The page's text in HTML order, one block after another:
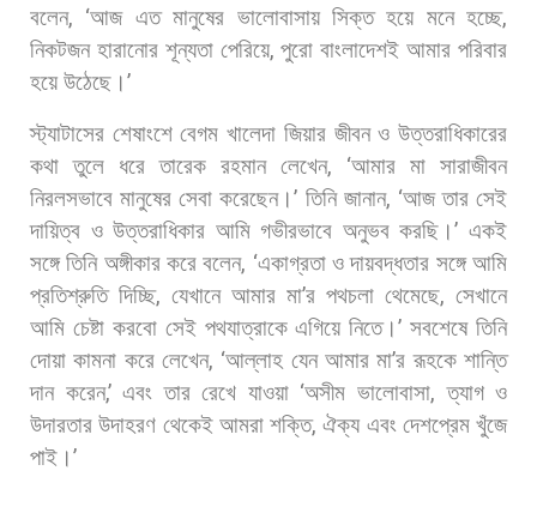
বলেন, ‘আজ এত মানুষের ভালোবাসায় সিক্ত হয়ে মনে হচ্ছে,
নিকটজন হারানোর শূন্যতা পেরিয়ে,পুরো বাংলাদেশই আমার পরিবার
হয়ে উঠেছে।’
স্ট্যাটাসের শেষাংশে বেগম খালেদা জিয়ার জীবন ও উত্তরাধিকারের
কথা তুলে ধরে তারেক রহমান লেখেন, ‘আমার মা সারাজীবন
নিরলসভাবে মানুষের সেবা করেছেন।’ তিনি জানান, ‘আজ তার সেই
দায়িত্ব ও উত্তরাধিকার আমি গভীরভাবে অনুভব করছি।’একই
সঙ্গে তিনি অঙ্গীকার করে বলেন, ‘একাগ্রতা ও দায়বদ্ধতার সঙ্গে আমি
প্রতিশ্রুতি দিচ্ছি, যেখানে আমার মা’র পথচলা থেমেছে, সেখানে
আমি চেষ্টা করবো সেই পথযাত্রাকে এগিয়ে নিতে।’সবশেষে তিনি
দোয়া কামনা করে লেখেন, ‘আল্লাহ যেন আমার মা’র রূহকে শান্তি
দান করেন,’এবং তার রেখে যাওয়া‘অসীম ভালোবাসা,ত্যাগ ও
উদারতার উদাহরণ থেকেই আমরা শক্তি,ঐক্য এবং দেশপ্রেম খুঁজে
পাই।’